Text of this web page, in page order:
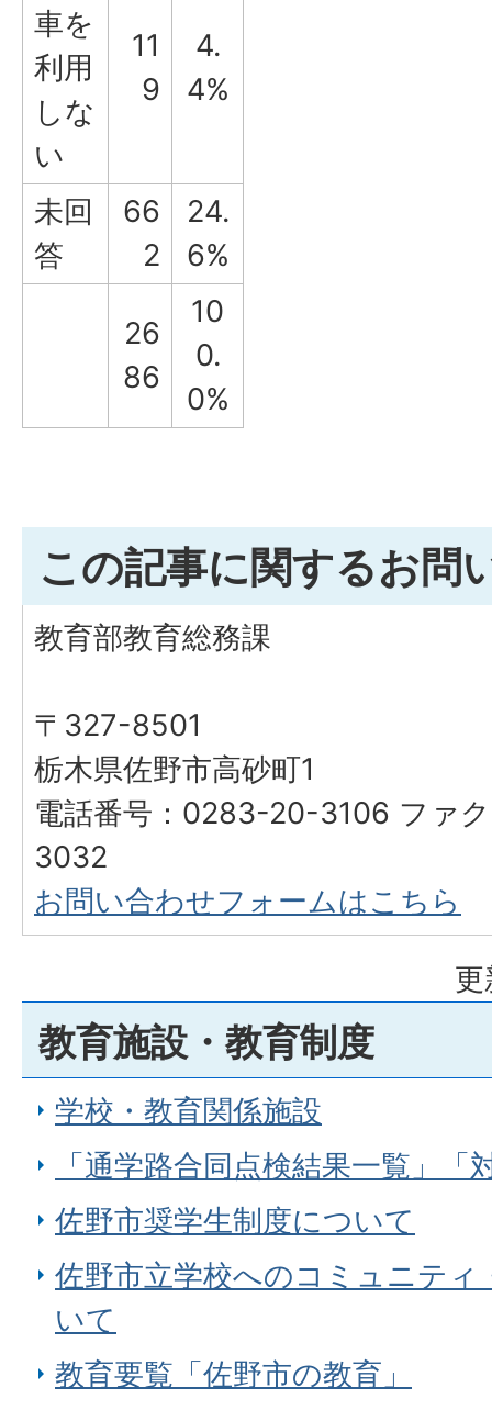
車を
利用
しな
い
11
9
4.
4%
未回
答
66
2
24.
6%
26
86
10
0.
0%
この記事に関するお問
教育部教育総務課
〒327-8501
栃木県佐野市高砂町1
電話番号：0283-20-3106 ファ
3032
お問い合わせフォームはこちら
教育施設・教育制度
学校・教育関係施設
「通学路合同点検結果一覧」「
佐野市奨学生制度について
佐野市立学校へのコミュニテ
いて
教育要覧「佐野市の教育」